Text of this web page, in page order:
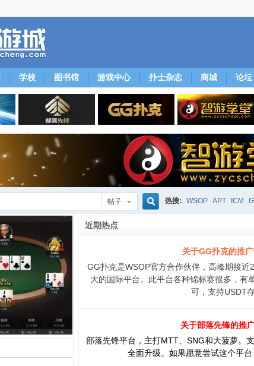
学校 图书馆 游戏中心 扑士杂志 商城 论坛
帖子
索
热搜: WSOP APT ICM
大发取钱 短筹码优势 澳门
近期热点
关于GG扑克的推
GG扑克是WSOP官方合作伙伴，高峰期接
大的国际平台。此平台各种锦标赛很多，有
可，支持USDT存
关于部落先锋的推
部落先锋平台，主打MTT、SNG和大菠萝。
全面升级。如果愿意尝试这个平